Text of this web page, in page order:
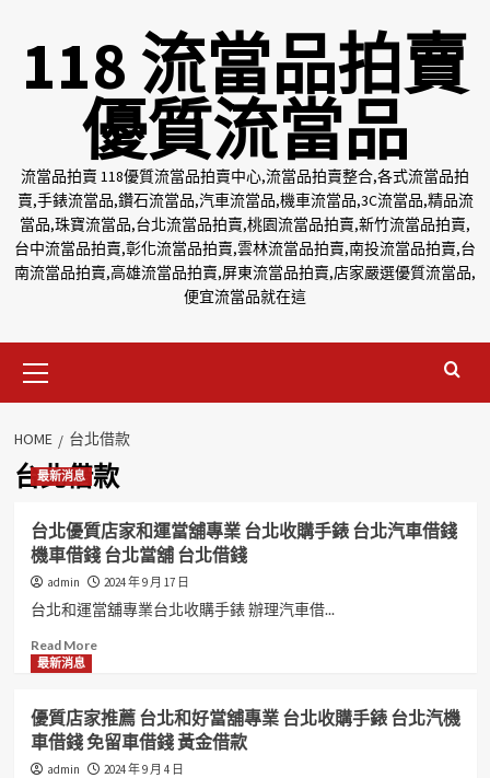
118 流當品拍賣
優質流當品
流當品拍賣 118優質流當品拍賣中心,流當品拍賣整合,各式流當品拍
賣,手錶流當品,鑽石流當品,汽車流當品,機車流當品,3C流當品,精品流
當品,珠寶流當品,台北流當品拍賣,桃園流當品拍賣,新竹流當品拍賣,
台中流當品拍賣,彰化流當品拍賣,雲林流當品拍賣,南投流當品拍賣,台
南流當品拍賣,高雄流當品拍賣,屏東流當品拍賣,店家嚴選優質流當品,
便宜流當品就在這
Menu
HOME 台北借款
台北借款
最新消息
台北優質店家和運當舖專業 台北收購手錶 台北汽車借錢
機車借錢 台北當舖 台北借錢
admin 2024 年 9 月 17 日
台北和運當舖專業台北收購手錶 辦理汽車借...
Read MoreRead
台
北
優
質
最新消息
優質店家推薦 台北和好當舖專業 台北收購手錶 台北汽機
車借錢 免留車借錢 黃金借款
admin 2024 年 9 月 4 日